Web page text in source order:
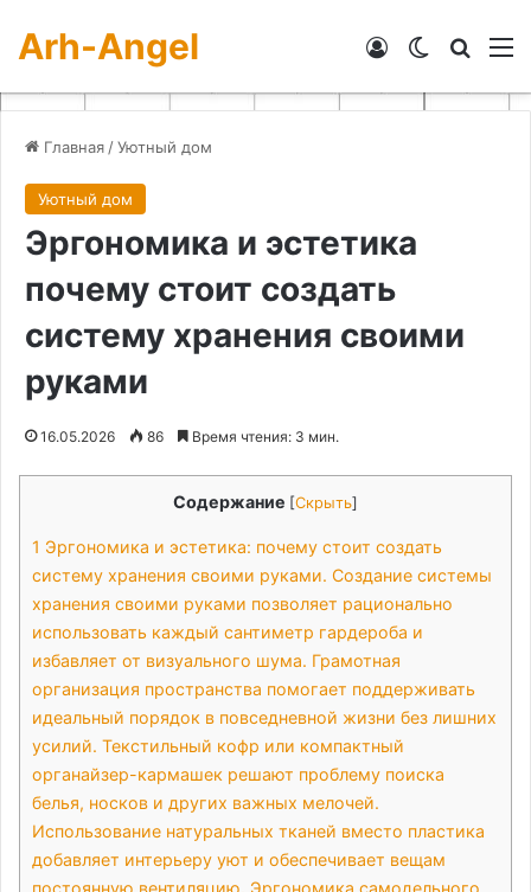
Arh-Angel Switch skin
Войти
Главная /Уютный дом
Уютный дом
Эргономика и эстетика
почему стоит создать
систему хранения своими
руками
16.05.2026 86 Время чтения: 3 мин.
Содержание [Скрыть]
1 Эргономика и эстетика: почему стоит создать
систему хранения своими руками. Создание системы
хранения своими руками позволяет рационально
использовать каждый сантиметр гардероба и
избавляет от визуального шума. Грамотная
организация пространства помогает поддерживать
идеальный порядок в повседневной жизни без лишних
усилий. Текстильный кофр или компактный
органайзер-кармашек решают проблему поиска
белья, носков и других важных мелочей.
Использование натуральных тканей вместо пластика
добавляет интерьеру уют и обеспечивает вещам